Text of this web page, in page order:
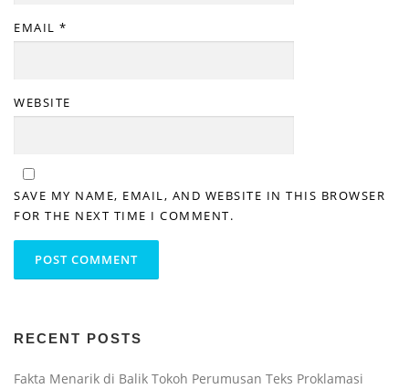
EMAIL *
WEBSITE
SAVE MY NAME, EMAIL, AND WEBSITE IN THIS BROWSER
FOR THE NEXT TIME I COMMENT.
RECENT POSTS
Fakta Menarik di Balik Tokoh Perumusan Teks Proklamasi